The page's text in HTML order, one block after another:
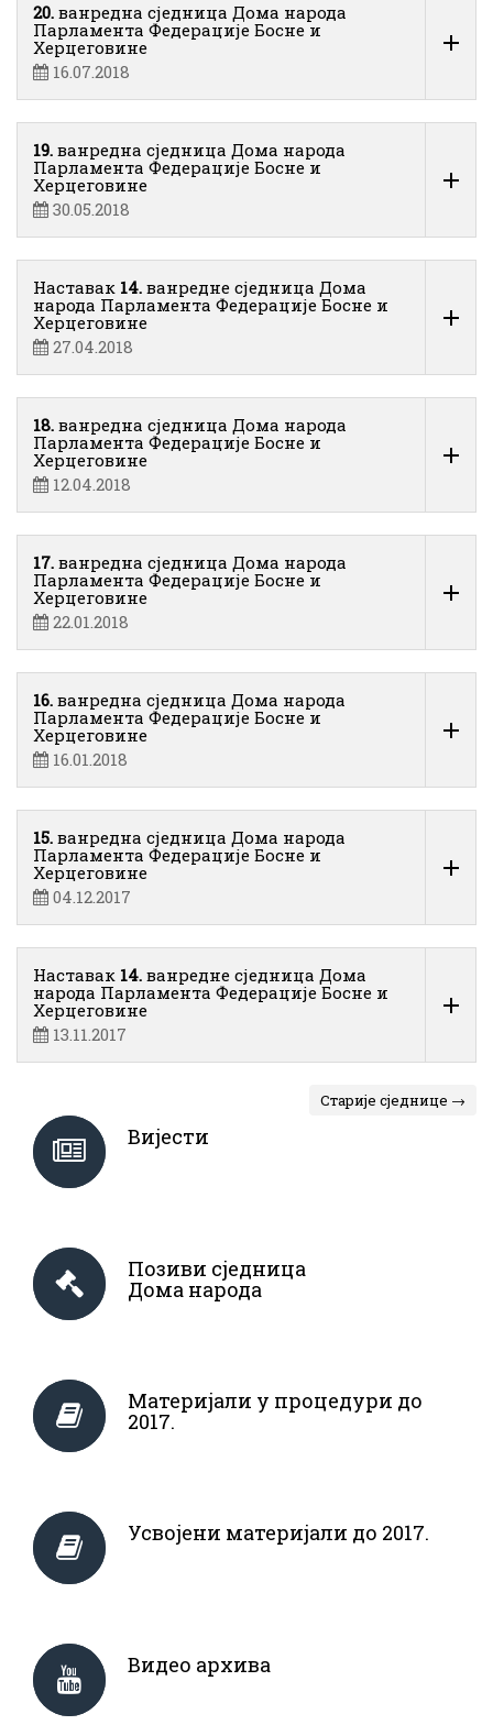
20. ванредна сједница Дома народа
Парламента Федерације Босне и
Херцеговине
16.07.2018
19. ванредна сједница Дома народа
Парламента Федерације Босне и
Херцеговине
30.05.2018
Наставак 14. ванредне сједница Дома
народа Парламента Федерације Босне и
Херцеговине
27.04.2018
18. ванредна сједница Дома народа
Парламента Федерације Босне и
Херцеговине
12.04.2018
17. ванредна сједница Дома народа
Парламента Федерације Босне и
Херцеговине
22.01.2018
16. ванредна сједница Дома народа
Парламента Федерације Босне и
Херцеговине
16.01.2018
15. ванредна сједница Дома народа
Парламента Федерације Босне и
Херцеговине
04.12.2017
Наставак 14. ванредне сједница Дома
народа Парламента Федерације Босне и
Херцеговине
13.11.2017
Старије сједнице →
Вијести
Позиви сједница
Дома народа
Материјали у процедури до
2017.
Усвојени материјали до 2017.
Видео архива